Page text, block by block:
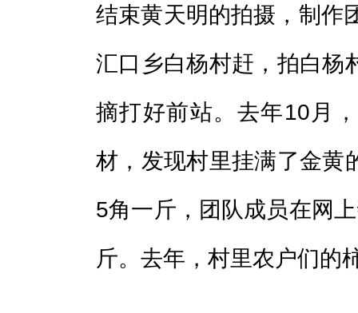
结束黄天明的拍摄，制作
汇口乡白杨村赶，拍白杨
摘打好前站。去年10月
材，发现村里挂满了金黄
5角一斤，团队成员在网
斤。去年，村里农户们的